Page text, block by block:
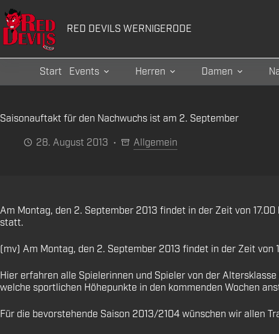
Zum
Inhalt
springen
RED DEVILS WERNIGERODE
Start Events Herren Damen
Saisonauftakt für den Nachwuchs ist am 2. September
28. August 2013
Allgemein
Am Montag, den 2. September 2013 findet in der Zeit von
statt.
(mv) Am Montag, den 2. September 2013 findet in der Zeit
Hier erfahren alle Spielerinnen und Spieler von der
welche sportlichen Höhepunkte in den kommenden Wochen
Für die bevorstehende Saison 2013/2104 wünschen wir allen